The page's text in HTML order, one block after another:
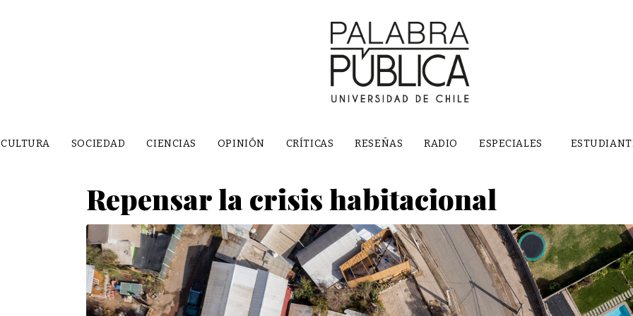
CULTURA SOCIEDAD CIENCIAS OPINIÓN CRÍTICAS RESEÑAS RADIO ESPECIALES
Repensar la crisis habitacional